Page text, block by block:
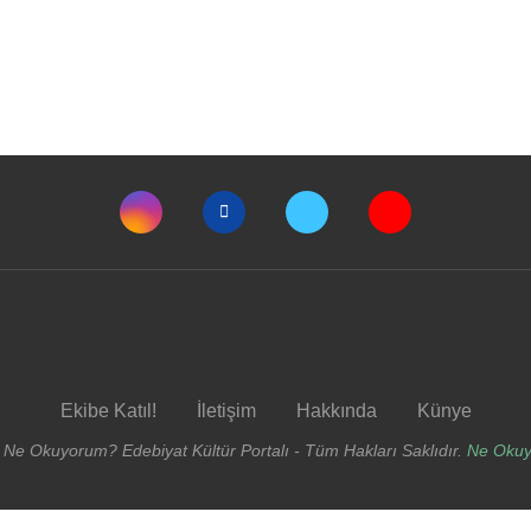
Ekibe Katıl! İletişim Hakkında Künye
Okuyorum? Edebiyat Kültür Portalı - Tüm Hakları Saklıdır. Ne